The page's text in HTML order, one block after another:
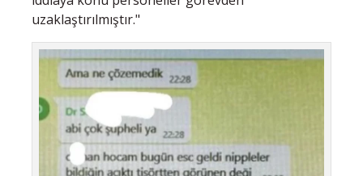
uzaklaştırılmıştır."